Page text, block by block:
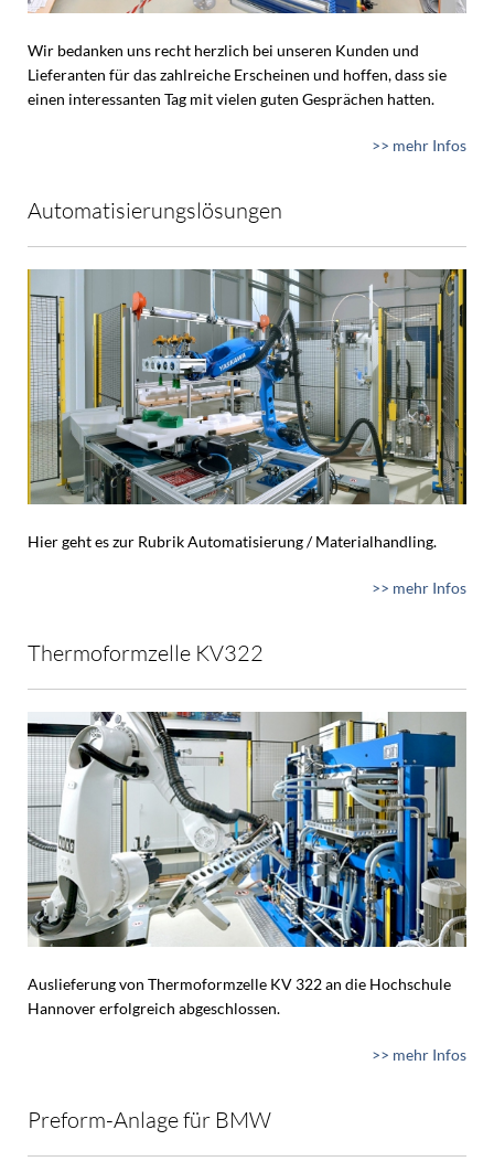
Wir bedanken uns recht herzlich bei unseren Kunden und
Lieferanten für das zahlreiche Erscheinen und hoffen, dass sie
einen interessanten Tag mit vielen guten Gesprächen hatten.
>> mehr Infos
Automatisierungslösungen
Hier geht es zur Rubrik Automatisierung / Materialhandling.
>> mehr Infos
Thermoformzelle KV322
Auslieferung von Thermoformzelle KV 322 an die Hochschule
Hannover erfolgreich abgeschlossen.
>> mehr Infos
Preform-Anlage für BMW